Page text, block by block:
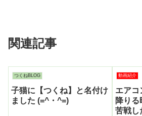
関連記事
つくねBLOG
子猫に【つくね】と名付け
ました (=^・^=)
動画紹介
エアコ
降り
苦戦し